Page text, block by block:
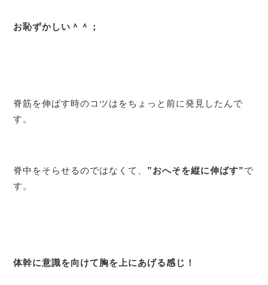
お恥ずかしい＾＾；
脊筋を伸ばす時のコツはをちょっと前に発見したんで
す。
脊中をそらせるのではなくて、 ”おへそを縦に伸ばす”で
す。
体幹に意識を向けて胸を上にあげる感じ！